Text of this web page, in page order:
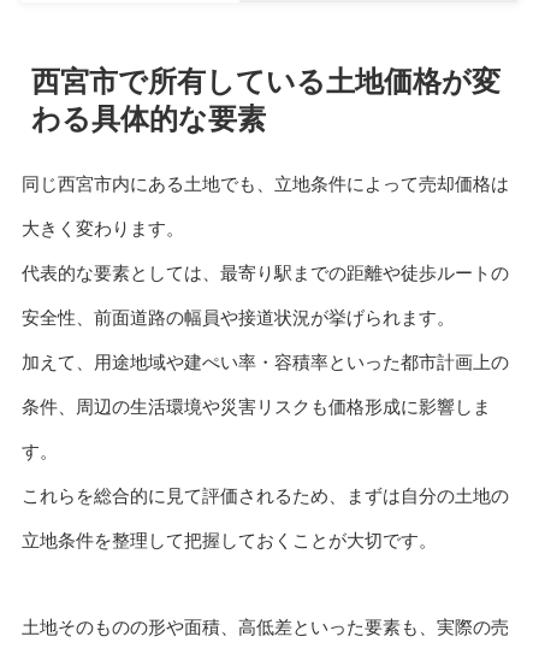
西宮市で所有している土地価格が変
わる具体的な要素
同じ西宮市内にある土地でも、立地条件によって売却価格は
大きく変わります。
代表的な要素としては、最寄り駅までの距離や徒歩ルートの
安全性、前面道路の幅員や接道状況が挙げられます。
加えて、用途地域や建ぺい率・容積率といった都市計画上の
条件、周辺の生活環境や災害リスクも価格形成に影響しま
す。
これらを総合的に見て評価されるため、まずは自分の土地の
立地条件を整理して把握しておくことが大切です。
土地そのものの形や面積、高低差といった要素も、実際の売